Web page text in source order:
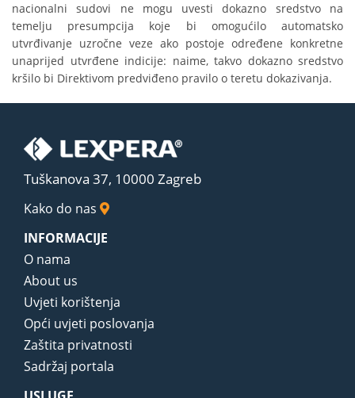
nacionalni sudovi ne mogu uvesti dokazno sredstvo na
temelju presumpcija koje bi omogućilo automatsko
utvrđivanje uzročne veze ako postoje određene konkretne
unaprijed utvrđene indicije: naime, takvo dokazno sredstvo
kršilo bi Direktivom predviđeno pravilo o teretu dokazivanja.
Tuškanova 37, 10000 Zagreb
Kako do nas
INFORMACIJE
O nama
About us
Uvjeti korištenja
Opći uvjeti poslovanja
Zaštita privatnosti
Sadržaj portala